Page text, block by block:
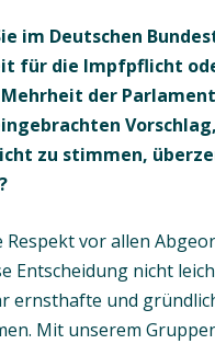
im Deutschen
für die Impfpflicht
Mehrheit der
zu stimmen,
Respekt vor allen
Entscheidung nicht
ernsthafte und
Mit unserem